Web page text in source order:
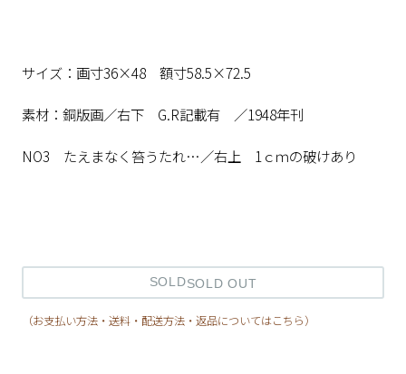
サイズ：画寸36×48 額寸58.5×72.5
素材：銅版画／右下 G.R記載有 ／1948年刊
NO3 たえまなく笞うたれ…／右上 1ｃｍの破けあり
SOLD
（お支払い方法・送料・配送方法・返品についてはこちら）